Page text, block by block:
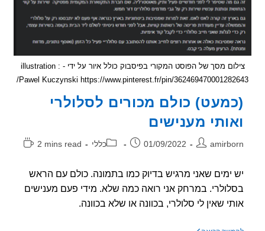
צילום מסך של הפוסט המקורי בפיסבוק כולל איור על ידי - illustration :
Pawel Kuczynski https://www.pinterest.fr/pin/
כולם מכורים לסלולרי
מענישים
פורסם:
01/09/2022 קטגוריה:
כללי
זמן
2 mins read
שאני מרגיש בדיוק כמו בתמונה. כולם עם הראש
במרחק אני רואה כמה שלא. מידי פעם מענישים
שאין לי סלולרי, בכוונה או שלא בכוונה.